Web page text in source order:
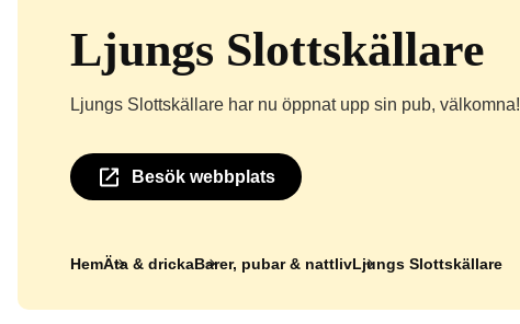
Ljungs Slottskällare
Ljungs Slottskällare har nu öppnat upp sin pub, välkomna!
Besök webbplats
HemÄta & drickaBarer, pubar & nattlivLjungs Slottskällare